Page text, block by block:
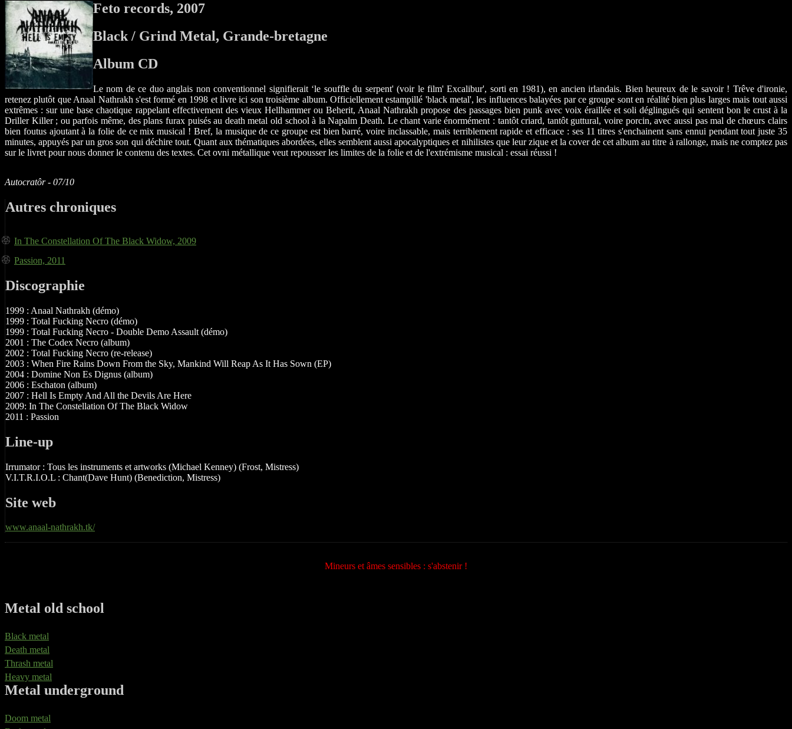
Feto records, 2007
Black / Grind Metal, Grande-bretagne
Album CD
Le nom de ce duo anglais non conventionnel signifierait ‘le souffle du serpent' (voir le film' Excalibur', sorti en 1981), en ancien irlandais. Bien heureux de le savoir ! Trêve d'ironie,
retenez plutôt que Anaal Nathrakh s'est formé en 1998 et livre ici son troisième album. Officiellement estampillé 'black metal', les influences balayées par ce groupe sont en réalité bien plus larges mais tout aussi
extrêmes : sur une base chaotique rappelant effectivement des vieux Hellhammer ou Beherit, Anaal Nathrakh propose des passages bien punk avec voix éraillée et soli déglingués qui sentent bon le crust à la
Driller Killer ; ou parfois même, des plans furax puisés au death metal old school à la Napalm Death. Le chant varie énormément : tantôt criard, tantôt guttural, voire porcin, avec aussi pas mal de chœurs clairs
bien foutus ajoutant à la folie de ce mix musical ! Bref, la musique de ce groupe est bien barré, voire inclassable, mais terriblement rapide et efficace : ses 11 titres s'enchainent sans ennui pendant tout juste 35
minutes, appuyés par un gros son qui déchire tout. Quant aux thématiques abordées, elles semblent aussi apocalyptiques et nihilistes que leur zique et la cover de cet album au titre à rallonge, mais ne comptez pas
sur le livret pour nous donner le contenu des textes. Cet ovni métallique veut repousser les limites de la folie et de l'extrémisme musical : essai réussi !
Autocratôr - 07/10
Autres chroniques
In The Constellation Of The Black Widow, 2009
Passion, 2011
Discographie
1999 : Anaal Nathrakh (démo)
1999 : Total Fucking Necro (démo)
1999 : Total Fucking Necro - Double Demo Assault (démo)
2001 : The Codex Necro (album)
2002 : Total Fucking Necro (re-release)
2003 : When Fire Rains Down From the Sky, Mankind Will Reap As It Has Sown (EP)
2004 : Domine Non Es Dignus (album)
2006 : Eschaton (album)
2007 : Hell Is Empty And All the Devils Are Here
2009: In The Constellation Of The Black Widow
2011 : Passion
Line-up
Irrumator : Tous les instruments et artworks (Michael Kenney) (Frost, Mistress)
V.I.T.R.I.O.L : Chant(Dave Hunt) (Benediction, Mistress)
Site web
www.anaal-nathrakh.tk/
Mineurs et âmes sensibles : s'abstenir !
Metal old school
Black metal
Death metal
Thrash metal
Heavy metal
Metal underground
Doom metal